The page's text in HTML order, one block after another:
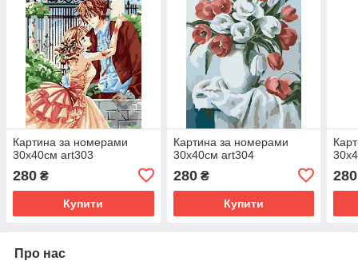
Картина за номерами
30х40см art303
280 ₴
Купити
Картина за номерами
30х40см art304
280₴
Купити
280
Про нас